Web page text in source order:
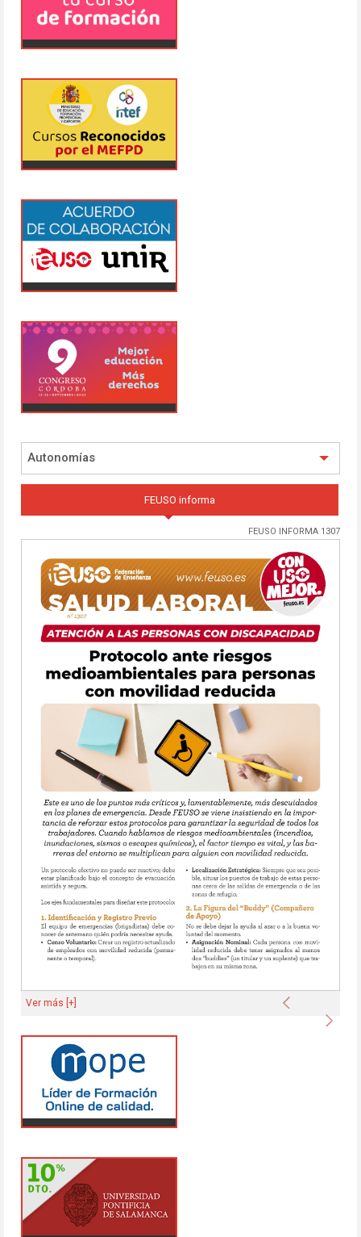
Autonomías
FEUSO informa
FEUSO INFORMA 1307
Anterior
Ver más [+]